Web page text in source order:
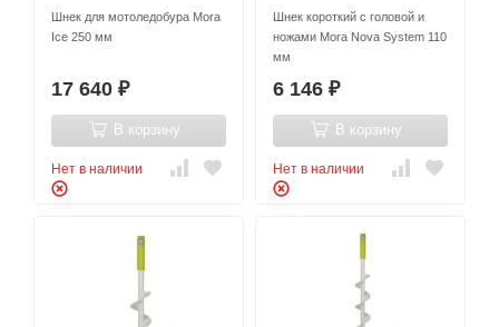
Шнек для мотоледобура Mora
Ice 250 мм
17 640 ₽
В корзину
Нет в наличии
Шнек короткий с головой и
ножами Mora Nova System 110
мм
6 146 ₽
В корзину
Нет в наличии